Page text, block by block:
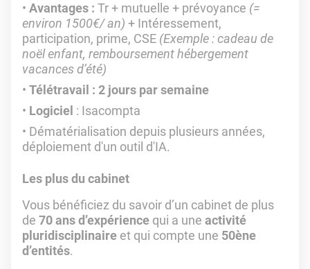
Avantages : Tr + mutuelle + prévoyance (=
environ 1500€/ an) + Intéressement,
participation, prime, CSE (Exemple : cadeau de
noël enfant, remboursement hébergement
vacances d’été)
Télétravail : 2 jours par semaine
Logiciel : Isacompta
Dématérialisation depuis plusieurs années,
déploiement d'un outil d'IA.
Les plus du cabinet
Vous bénéficiez du savoir d’un cabinet de plus
de 70 ans d’expérience qui a une activité
pluridisciplinaire et qui compte une 50ène
d’entités.